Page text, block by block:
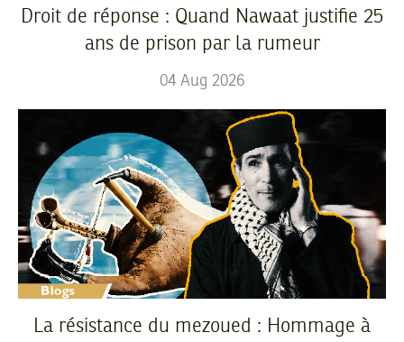
Droit de réponse : Quand Nawaat justifie 25
ans de prison par la rumeur
04 Aug 2026
La résistance du mezoued : Hommage à